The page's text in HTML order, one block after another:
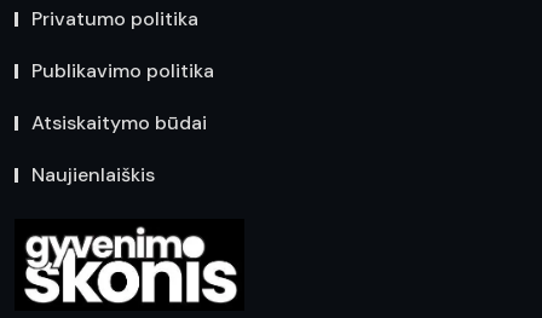
Privatumo politika
Publikavimo politika
Atsiskaitymo būdai
Naujienlaiškis